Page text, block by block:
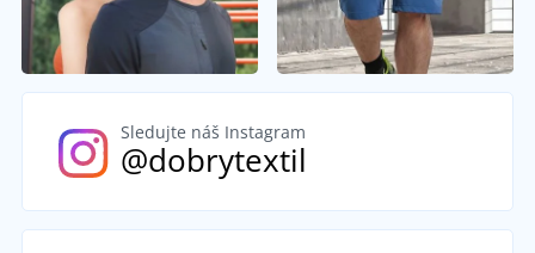
Sledujte náš Instagram
@dobrytextil